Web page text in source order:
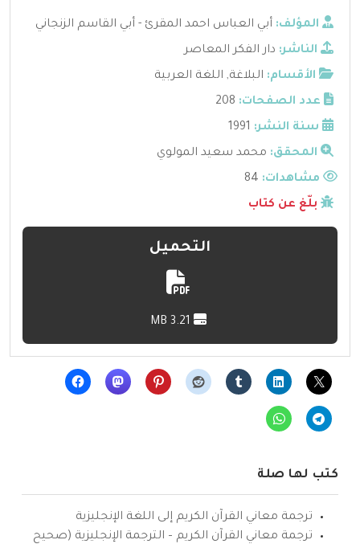
المؤلف: أبي العباس احمد المقرئ - أبي القاسم الزنجاني
الناشر: دار الفكر المعاصر
الأقسام: البلاغة, اللغة العربية
عدد الصفحات: 208
سنة النشر: 1991
المحقق: محمد سعيد المولوي
مشاهدات:
بلّغ عن كتاب
التحميل
كتب لها صلة
ترجمة معاني القرآن الكريم إلى اللغة الإنجليزية
ترجمة معاني القرآن الكريم – الترجمة الإنجليزية (صحيح